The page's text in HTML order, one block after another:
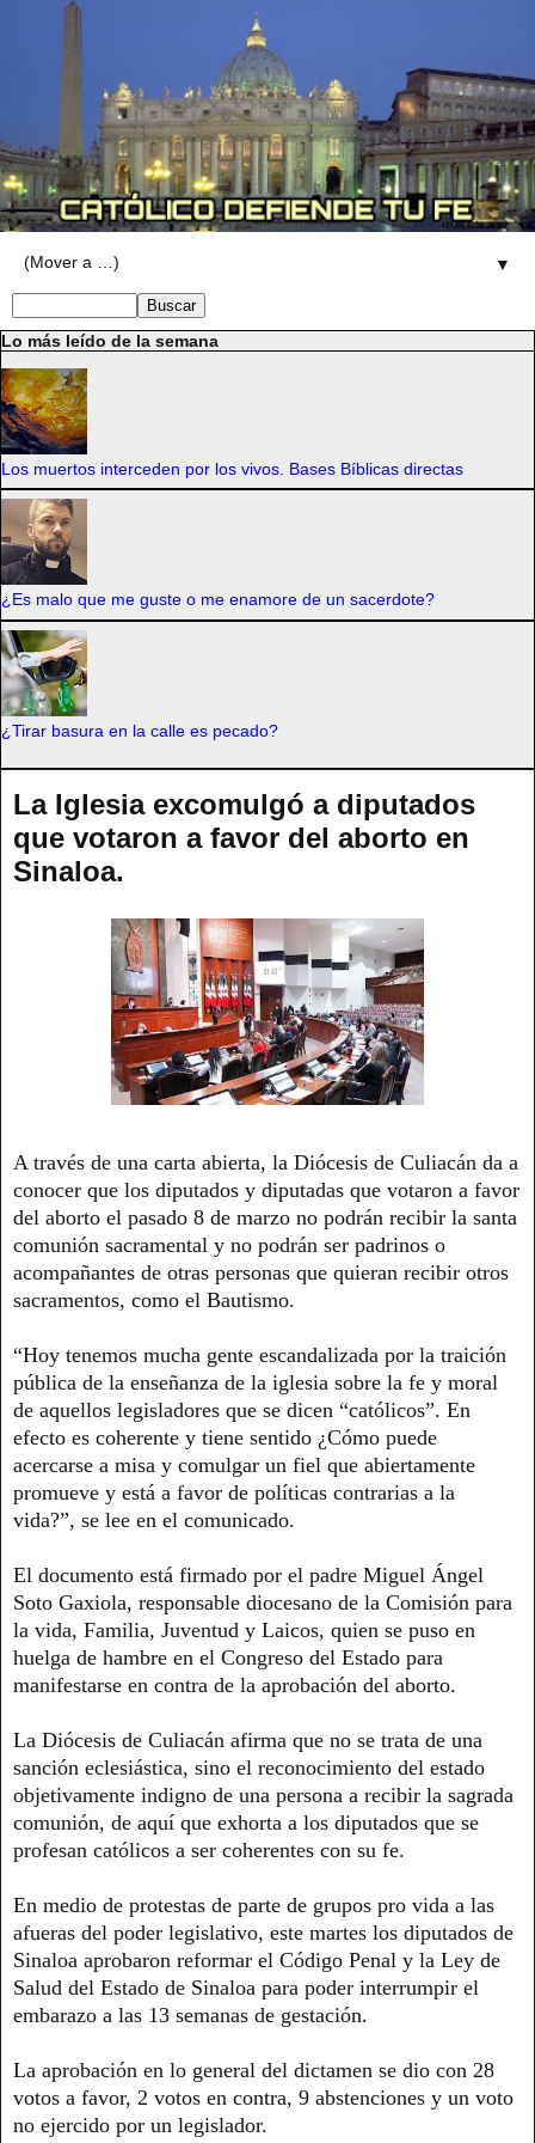
▼
Lo más leído de la semana
Los muertos interceden por los vivos. Bases Bíblicas directas
¿Es malo que me guste o me enamore de un sacerdote?
¿Tirar basura en la calle es pecado?
La Iglesia excomulgó a diputados
que votaron a favor del aborto en
Sinaloa.
A través de una carta abierta, la Diócesis de Culiacán da a
conocer que los diputados y diputadas que votaron a favor
del aborto el pasado 8 de marzo no podrán recibir la santa
comunión sacramental y no podrán ser padrinos o
acompañantes de otras personas que quieran recibir otros
sacramentos, como el Bautismo.
“Hoy tenemos mucha gente escandalizada por la traición
pública de la enseñanza de la iglesia sobre la fe y moral
de aquellos legisladores que se dicen “católicos”. En
efecto es coherente y tiene sentido ¿Cómo puede
acercarse a misa y comulgar un fiel que abiertamente
promueve y está a favor de políticas contrarias a la
vida?”, se lee en el comunicado.
El documento está firmado por el padre Miguel Ángel
Soto Gaxiola, responsable diocesano de la Comisión para
la vida, Familia, Juventud y Laicos, quien se puso en
huelga de hambre en el Congreso del Estado para
manifestarse en contra de la aprobación del aborto.
La Diócesis de Culiacán afirma que no se trata de una
sanción eclesiástica, sino el reconocimiento del estado
objetivamente indigno de una persona a recibir la sagrada
comunión, de aquí que exhorta a los diputados que se
profesan católicos a ser coherentes con su fe.
En medio de protestas de parte de grupos pro vida a las
afueras del poder legislativo, este martes los diputados de
Sinaloa aprobaron reformar el Código Penal y la Ley de
Salud del Estado de Sinaloa para poder interrumpir el
embarazo a las 13 semanas de gestación.
La aprobación en lo general del dictamen se dio con 28
votos a favor, 2 votos en contra, 9 abstenciones y un voto
no ejercido por un legislador.